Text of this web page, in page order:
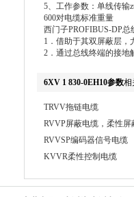
5、工作参数：单线传输
600对电缆标准重量
西门子PROFIBUS-DP总
1．借助于其双屏蔽层，
2．通过总线终端的接地
6XV 1 830-0EH10参数相
TRVV拖链电缆
RVVP屏蔽电缆，柔性屏
RVVSP编码器信号电缆
KVVR柔性控制电缆